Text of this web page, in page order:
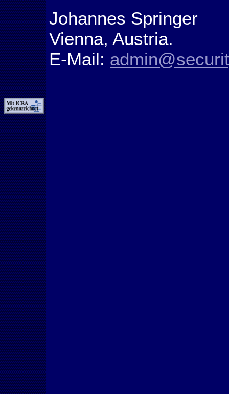
Johannes Springer
Vienna, Austria.
E-Mail: